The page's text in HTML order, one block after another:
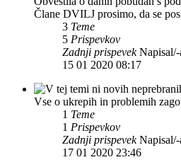
Člane DVILJ prosimo, da se
3 Teme
5 Prispevkov
Zadnji prispevekNapisal/-
15 01 2020 08:17
Vse o ukrepih in problemih
1 Teme
1 Prispevkov
Zadnji prispevekNapisal/-
17 01 2020 23:46